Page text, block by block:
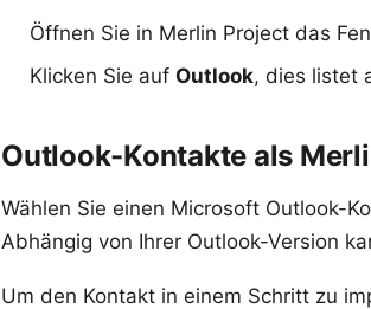
Öffnen Sie in Merlin Project das
Klicken Sie auf Outlook, dies listet
Outlook-Kontakte als
Wählen Sie einen Microsoft Outlook-
Abhängig von Ihrer Outlook-Version
Um den Kontakt in einem Schritt zu